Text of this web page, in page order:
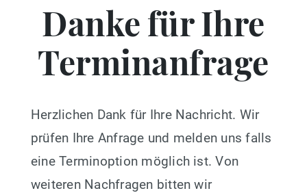
Danke für Ihre
Terminanfrage
Herzlichen Dank für Ihre Nachricht. Wir
prüfen Ihre Anfrage und melden uns falls
eine Terminoption möglich ist. Von
weiteren Nachfragen bitten wir